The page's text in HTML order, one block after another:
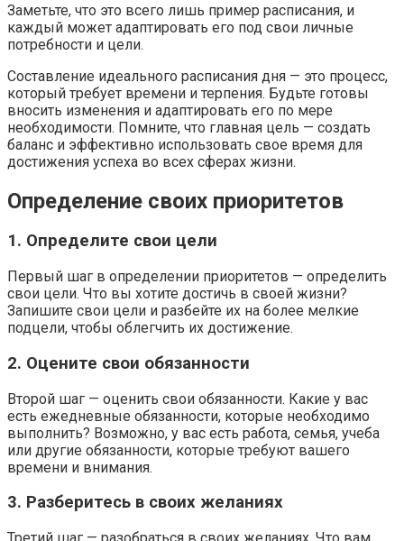
Заметьте, что это всего лишь пример расписания, и
каждый может адаптировать его под свои личные
потребности и цели.
Составление идеального расписания дня — это процесс,
который требует времени и терпения. Будьте готовы
вносить изменения и адаптировать его по мере
необходимости. Помните, что главная цель — создать
баланс и эффективно использовать свое время для
достижения успеха во всех сферах жизни.
Определение своих приоритетов
1. Определите свои цели
Первый шаг в определении приоритетов — определить
свои цели. Что вы хотите достичь в своей жизни?
Запишите свои цели и разбейте их на более мелкие
подцели, чтобы облегчить их достижение.
2. Оцените свои обязанности
Второй шаг — оценить свои обязанности. Какие у вас
есть ежедневные обязанности, которые необходимо
выполнить? Возможно, у вас есть работа, семья, учеба
или другие обязанности, которые требуют вашего
времени и внимания.
3. Разберитесь в своих желаниях